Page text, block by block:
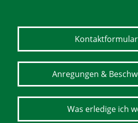
Kontaktformular
Anregungen &
Was erledige ich